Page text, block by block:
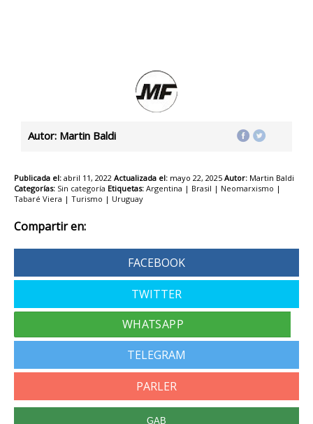
Autor: Martin Baldi
Publicada el: abril 11, 2022 Actualizada el: mayo 22, 2025 Autor: Martin Baldi
Categorías: Sin categoría Etiquetas: Argentina | Brasil | Neomarxismo |
Tabaré Viera | Turismo | Uruguay
Compartir en:
FACEBOOK
TWITTER
TELEGRAM
PARLER
GAB